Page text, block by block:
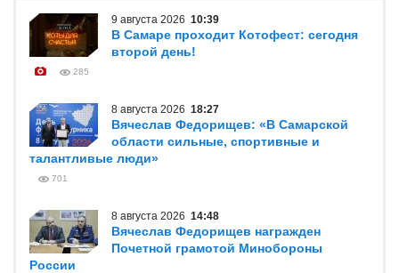
9 августа 2026 10:39
В Самаре проходит Котофест: сегодня
второй день!
285
8 августа 2026 18:27
Вячеслав Федорищев: «В Самарской
области сильные, спортивные и
талантливые люди»
701
8 августа 2026 14:48
Вячеслав Федорищев награжден
Почетной грамотой Минобороны
России